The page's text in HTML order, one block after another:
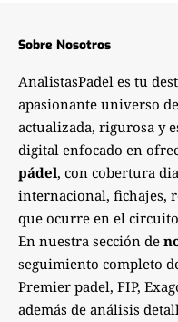
Sobre Nosotros
AnalistasPadel es tu
apasionante universo
actualizada, rigurosa y
digital enfocado en
pádel, con cobertura
internacional, fichajes,
que ocurre en el
En nuestra sección de
seguimiento completo
Premier padel, FIP,
además de análisis